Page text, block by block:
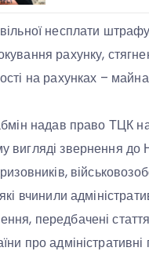
несплати
рахунку,
на рахунках –
надав право ТЦК
вигляді звернення до
вчинили
передбачені
про